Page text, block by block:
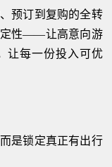
预订到复购的全转
定性——让高意向游
让每一份投入可优
是锁定真正有出行